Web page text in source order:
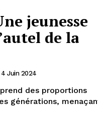
jeunesse
de la
4 Juin 2024
des proportions
générations,